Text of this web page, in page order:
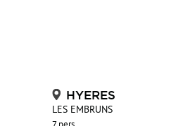
HYERES
LES EMBRUNS